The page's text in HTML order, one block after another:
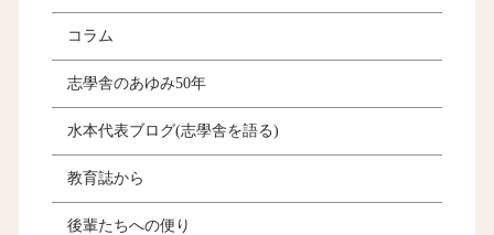
コラム
志學舎のあゆみ50年
水本代表ブログ(志學舎を語る)
教育誌から
後輩たちへの便り